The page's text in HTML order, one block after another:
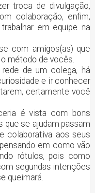
troca de divulgação,
colaboração, enfim,
em equipe na
com amigos(as) que
método de vocês.
de um colega, há
e ir conhecer
certamente você
é vista com bons
que se ajudam passam
colaborativa aos seus
em como vão
rótulos, pois como
segundas intenções
queimará.